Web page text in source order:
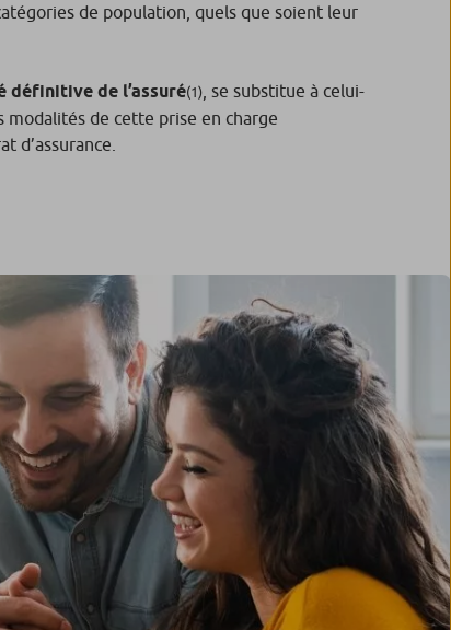
de population, quels que soient leur
définitive de l’assuré(1) , se substitue à celui-
de cette prise en charge
d’assurance.